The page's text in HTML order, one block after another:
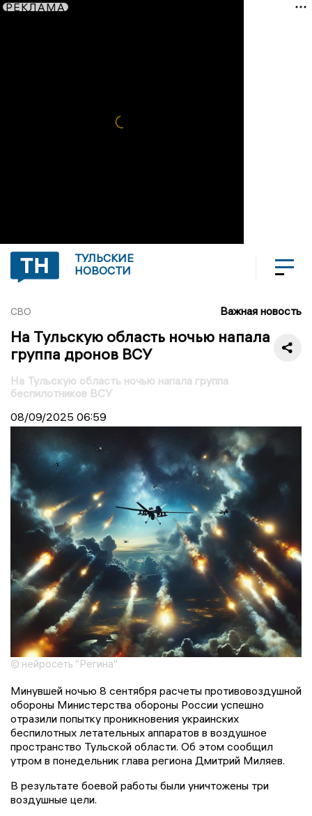
РЕКЛАМА
ТУЛЬСКИЕ
НОВОСТИ
СВО Важная новость
На Тульскую область ночью напала
группа дронов ВСУ
На Тульскую область ночью напала группа
беспилотников ВСУ
08/09/2025 06:59
© нейросеть "Регина"
Минувшей ночью 8 сентября расчеты противовоздушной
обороны Министерства обороны России успешно
отразили попытку проникновения украинских
беспилотных летательных аппаратов в воздушное
пространство Тульской области. Об этом сообщил
утром в понедельник глава региона Дмитрий Миляев.
В результате боевой работы были уничтожены три
воздушные цели.